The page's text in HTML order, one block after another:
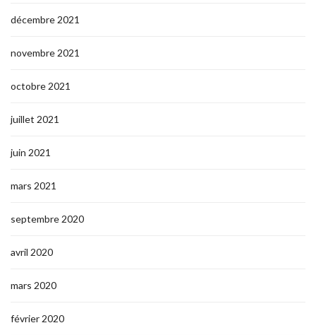
décembre 2021
novembre 2021
octobre 2021
juillet 2021
juin 2021
mars 2021
septembre 2020
avril 2020
mars 2020
février 2020